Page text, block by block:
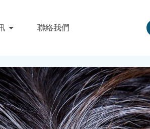
聯絡我們